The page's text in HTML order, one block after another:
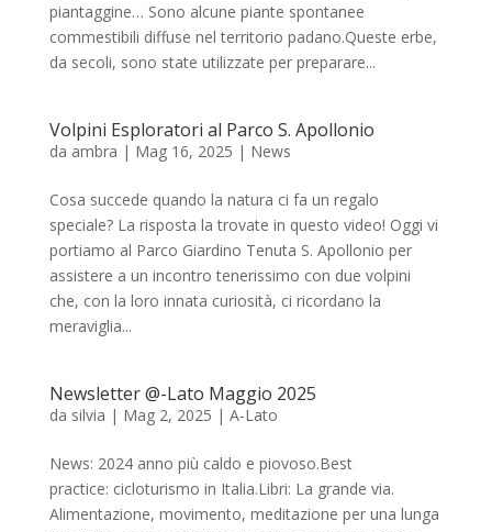
piantaggine… Sono alcune piante spontanee
commestibili diffuse nel territorio padano.Queste erbe,
da secoli, sono state utilizzate per preparare...
Volpini Esploratori al Parco S. Apollonio
da ambra | Mag 16, 2025 | News
Cosa succede quando la natura ci fa un regalo
speciale? La risposta la trovate in questo video! Oggi vi
portiamo al Parco Giardino Tenuta S. Apollonio per
assistere a un incontro tenerissimo con due volpini
che, con la loro innata curiosità, ci ricordano la
meraviglia...
Newsletter @-Lato Maggio 2025
da silvia | Mag 2, 2025 | A-Lato
News: 2024 anno più caldo e piovoso.Best
practice: cicloturismo in Italia.Libri: La grande via.
Alimentazione, movimento, meditazione per una lunga